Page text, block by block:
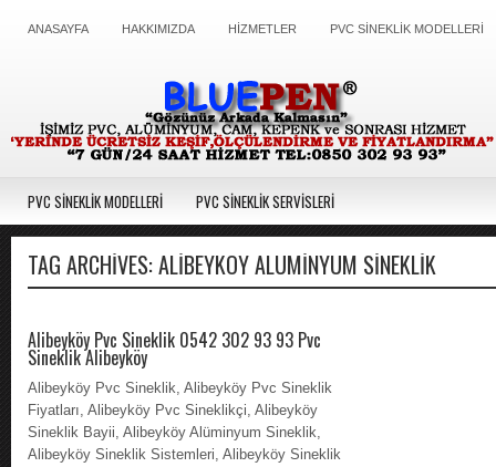
ANASAYFA HAKKIMIZDA HİZMETLER PVC SİNEKLİK MODELLERİ
PVC SİNEKLİK MODELLERİ PVC SİNEKLİK SERVİSLERİ
TAG ARCHIVES:ALIBEYKÖY ALÜMINYUM SINEKLIK
Alibeyköy Pvc Sineklik 0542 302 93 93 Pvc
Sineklik Alibeyköy
Alibeyköy Pvc Sineklik, Alibeyköy Pvc Sineklik
Fiyatları, Alibeyköy Pvc Sineklikçi, Alibeyköy
Sineklik Bayii, Alibeyköy Alüminyum Sineklik,
Alibeyköy Sineklik Sistemleri, Alibeyköy Sineklik